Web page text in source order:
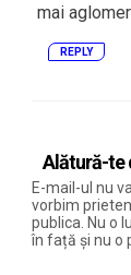
mai
REPLY
Alătură-te
E-mail-ul nu
vorbim
publica. Nu o
în față și nu o